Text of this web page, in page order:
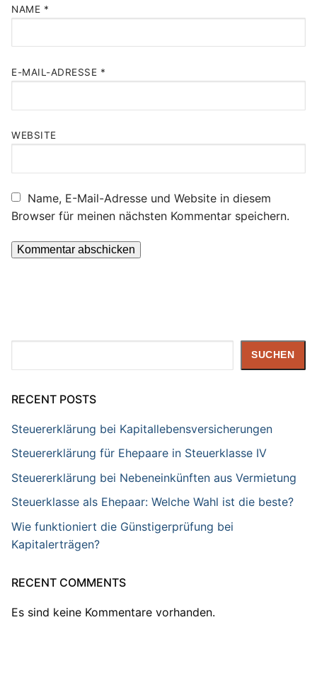
NAME *
E-MAIL-ADRESSE *
WEBSITE
Name, E-Mail-Adresse und Website in diesem
Browser für meinen nächsten Kommentar speichern.
SUCHEN
RECENT POSTS
Steuererklärung bei Kapitallebensversicherungen
Steuererklärung für Ehepaare in Steuerklasse IV
Steuererklärung bei Nebeneinkünften aus Vermietung
Steuerklasse als Ehepaar: Welche Wahl ist die beste?
Wie funktioniert die Günstigerprüfung bei
Kapitalerträgen?
RECENT COMMENTS
Es sind keine Kommentare vorhanden.